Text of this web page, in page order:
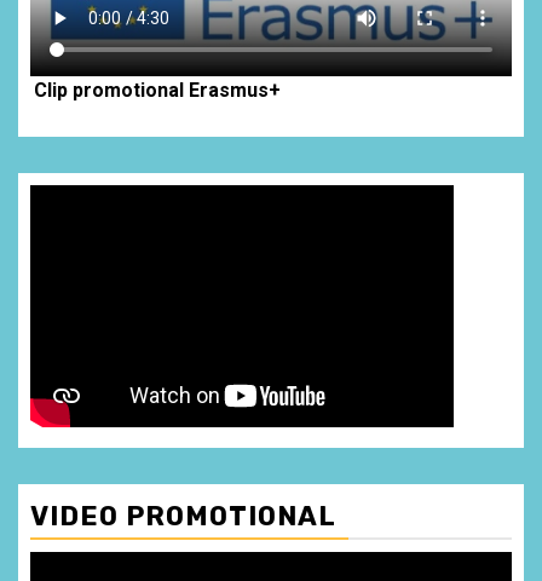
Clip promotional Erasmus+
VIDEO PROMOTIONAL